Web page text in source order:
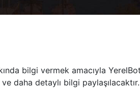
bilgi vermek amacıyla
daha detaylı bilgi